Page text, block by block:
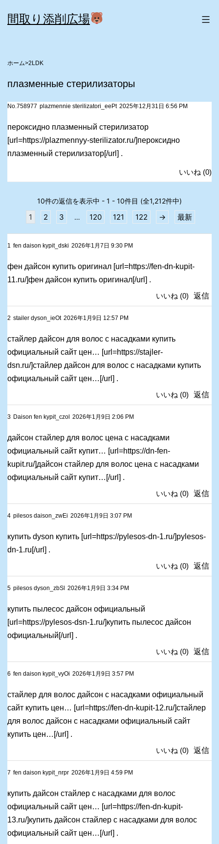
ン
ス
キ
ッ
プ
間取り添削広場
>2LDK
плазменные стерилизаторы
No.758977 plazmennie sterilizatori_eePt 2025年12月31日 6:56 PM
пероксидно плазменный стерилизатор
[url=https://plazmennyy-sterilizator.ru/]пероксидно
плазменный стерилизатор[/url] .
いいね (0)
10件の返信を表示中 - 1 - 10件目 (全1,212件中)
1 2 3 … 120 121 122 → 最新
1 fen daison kypit_dski 2026年1月7日 9:30 PM
фен дайсон купить оригинал [url=https://fen-dn-kupit-
11.ru/]фен дайсон купить оригинал[/url] .
返信
いいね (0)
2 stailer dyson_ieOt 2026年1月9日 12:57 PM
стайлер дайсон для волос с насадками купить
официальный сайт цен… [url=https://stajler-
dsn.ru/]стайлер дайсон для волос с насадками купить
официальный сайт цен…[/url] .
返信
いいね (0)
3 Daison fen kypit_czol 2026年1月9日 2:06 PM
дайсон стайлер для волос цена с насадками
официальный сайт купит… [url=https://dn-fen-
kupit.ru/]дайсон стайлер для волос цена с насадками
официальный сайт купит…[/url] .
返信
いいね (0)
4 pilesos daison_zwEi 2026年1月9日 3:07 PM
купить dyson купить [url=https://pylesos-dn-1.ru/]pylesos-
dn-1.ru[/url] .
返信
いいね (0)
5 pilesos dyson_zbSl 2026年1月9日 3:34 PM
купить пылесос дайсон официальный
[url=https://pylesos-dsn-1.ru/]купить пылесос дайсон
официальный[/url] .
返信
いいね (0)
6 fen daison kypit_vyOi 2026年1月9日 3:57 PM
стайлер для волос дайсон с насадками официальный
сайт купить цен… [url=https://fen-dn-kupit-12.ru/]стайлер
для волос дайсон с насадками официальный сайт
купить цен…[/url] .
返信
いいね (0)
7 fen daison kypit_nrpr 2026年1月9日 4:59 PM
купить дайсон стайлер с насадками для волос
официальный сайт цен… [url=https://fen-dn-kupit-
13.ru/]купить дайсон стайлер с насадками для волос
официальный сайт цен…[/url] .